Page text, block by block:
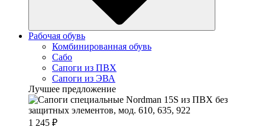
Рабочая обувь
Комбинированная обувь
Сабо
Сапоги из ПВХ
Сапоги из ЭВА
Лучшее предложение
1 245 ₽